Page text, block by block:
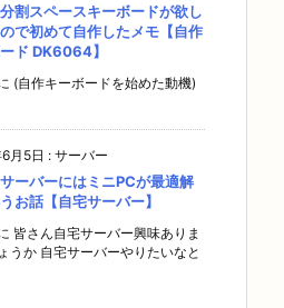
割スペースキーボードが欲し
で初めて自作したメモ【自作
ド DK6064】
(自作キーボードを始めた動機)
月5日 : サーバー
ーバーにはミニPCが最適解
お話【自宅サーバー】
皆さん自宅サーバー興味ありま
うか 自宅サーバーやりたいなと